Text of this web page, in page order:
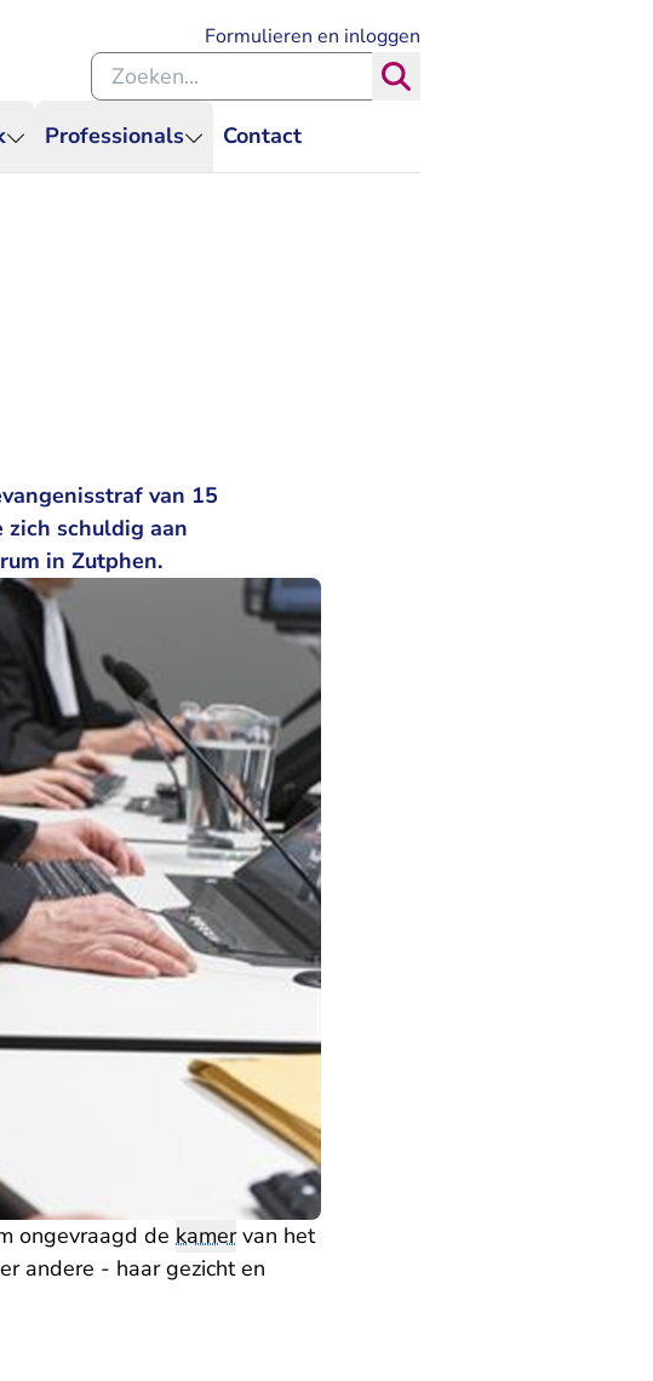
Professionals Contact
Formulieren en inloggen
Zoeken binnen de Rechtspraak
van 15
zich schuldig aan
in Zutphen.
ongevraagd de kamervan het
andere - haar gezicht en